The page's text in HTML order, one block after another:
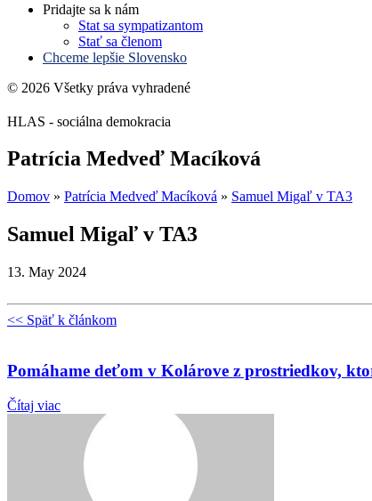
Pridajte sa k nám
Stat sa sympatizantom
Stať sa členom
Chceme lepšie Slovensko
© 2026 Všetky práva vyhradené
HLAS - sociálna demokracia
Patrícia Medveď Macíková
Domov » Patrícia Medveď Macíková » Samuel Migaľ v TA3
Samuel Migaľ v TA3
13. May 2024
<< Späť k článkom
Pomáhame deťom v Kolárove z prostriedkov,
Čítaj viac